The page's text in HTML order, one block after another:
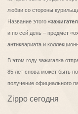
любви со стороны
Название этого
и по сей день – предмет
антиквариата и
В этом году зажигалка
85 лет снова может быть
получение официального
Zippo сегодня